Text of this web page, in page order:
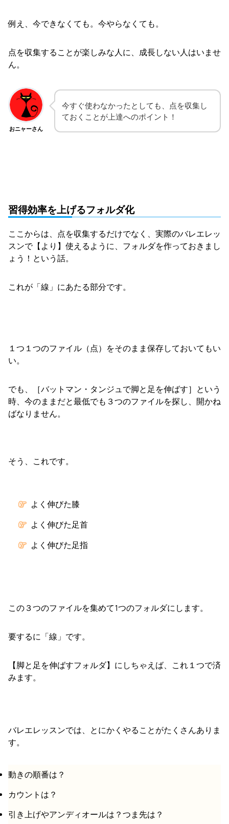
例え、今できなくても。今やらなくても。
点を収集することが楽しみな人に、成長しない人はいませ
ん。
おニャーさん
今すぐ使わなかったとしても、点を収集し
ておくことが上達へのポイント！
習得効率を上げるフォルダ化
ここからは、点を収集するだけでなく、実際のバレエレッ
スンで【より】使えるように、フォルダを作っておきまし
ょう！という話。
これが「線」にあたる部分です。
１つ１つのファイル（点）をそのまま保存しておいてもい
い。
でも、［バットマン・タンジュで脚と足を伸ばす］という
時、今のままだと最低でも３つのファイルを探し、開かね
ばなりません。
そう、これです。
よく伸びた膝
よく伸びた足首
よく伸びた足指
この３つのファイルを集めて1つのフォルダにします。
要するに「線」です。
【脚と足を伸ばすフォルダ】にしちゃえば、これ１つで済
みます。
バレエレッスンでは、とにかくやることがたくさんありま
す。
動きの順番は？
カウントは？
引き上げやアンディオールは？つま先は？